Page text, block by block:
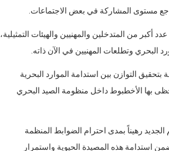
مستوى المشاركة في بعض الاجتماعات.
من المتدخلين والمهنيين والهيئات التمثيلية،
البحري وتطلعات المهنيين في الآن ذاته.
التوازن بين استدامة الموارد البحرية
بها الأخطبوط داخل منظومة الصيد البحري
رهيناً بمدى احترام الضوابط المنظمة
استدامة هذه المصيدة الحيوية واستمرار